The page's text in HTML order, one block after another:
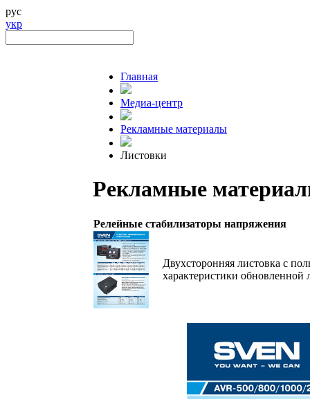
рус
укр
Главная
Медиа-центр
Рекламные материалы
Листовки
Рекламные
Релейные стабилизаторы напряжения
Двухсторонняя листовка с
характеристики